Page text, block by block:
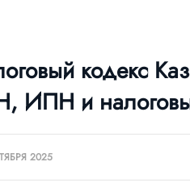
кодекс
ИПН и
2025